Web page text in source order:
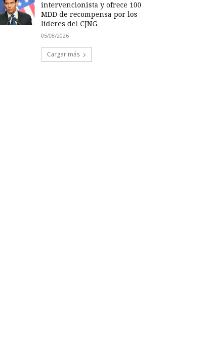
intervencionista y ofrece 100
MDD de recompensa por los
líderes del CJNG
05/08/2026
Cargar más